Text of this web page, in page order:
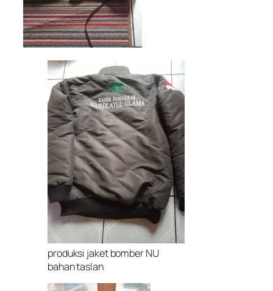
produksi jaket bomber NU
bahan taslan